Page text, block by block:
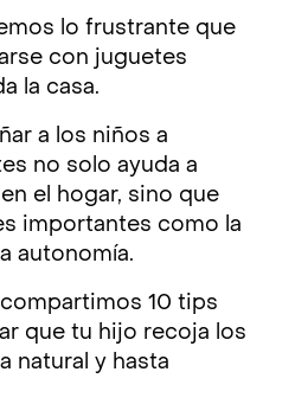
lo frustrante que
con juguetes
la casa.
a los niños a
no solo ayuda a
el hogar, sino que
importantes como la
autonomía.
10 tips
que tu hijo recoja los
natural y hasta